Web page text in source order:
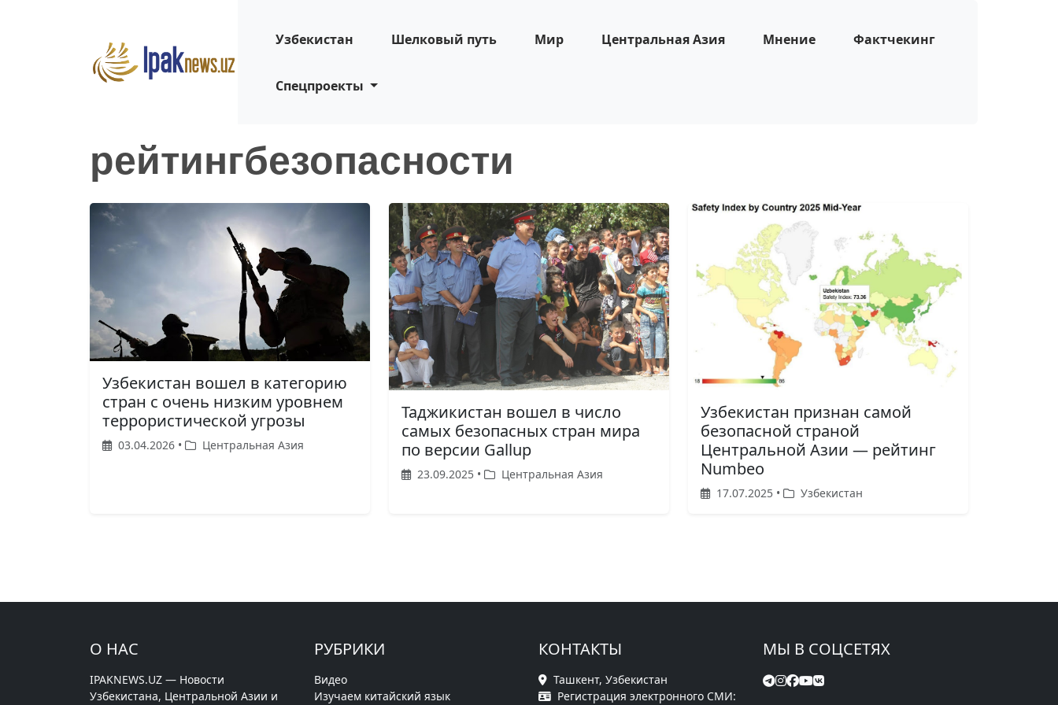
Узбекистан Шелковый путь Мир Центральная Азия Мнение Фактчекинг
Спецпроекты
рейтингбезопасности
Узбекистан вошел в категорию
стран с очень низким уровнем
террористической угрозы
03.04.2026 • Центральная Азия
Таджикистан вошел в число
самых безопасных стран мира
по версии Gallup
23.09.2025 • Центральная Азия
Узбекистан признан самой
безопасной страной
Центральной Азии — рейтинг
Numbeo
17.07.2025 • Узбекистан
О НАС
IPAKNEWS.UZ — Новости
Узбекистана, Центральной Азии и
РУБРИКИ
Видео
Изучаем китайский язык
КОНТАКТЫ
Ташкент, Узбекистан
Регистрация электронного СМИ:
МЫ В СОЦСЕТЯХ